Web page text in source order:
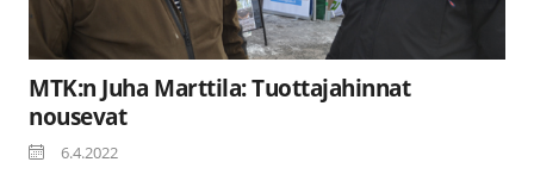
MTK:n Juha Marttila: Tuottajahinnat
nousevat
6.4.2022